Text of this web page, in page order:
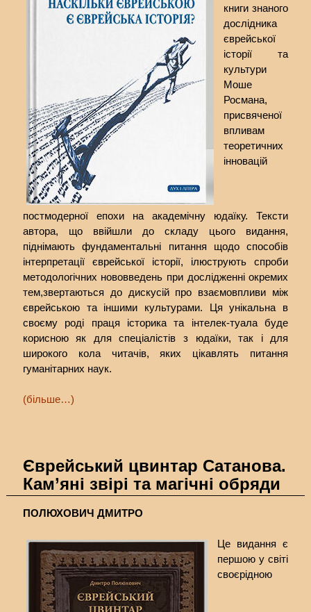
книги знаного
дослідника
єврейської
історії та
культури
Моше
Росмана,
присвяченої
впливам
теоретичних
інновацій
постмодерної епохи на академічну юдаїку. Тексти
автора, що ввійшли до складу цього видання,
піднімають фундаментальні питання щодо способів
інтерпретації єврейської історії, ілюструють спроби
методологічних нововведень при дослідженні окремих
тем,звертаються до дискусій про взаємовпливи між
єврейською та іншими культурами. Ця унікальна в
своєму роді праця історика та інтелек-туала буде
корисною як для спеціалістів з юдаїки, так і для
широкого кола читачів, яких цікавлять питання
гуманітарних наук.
(більше…)
Єврейський цвинтар Сатанова.
Кам’яні звірі та магічні обряди
ПОЛЮХОВИЧ ДМИТРО
Це видання є
першою у світі
своєрідною